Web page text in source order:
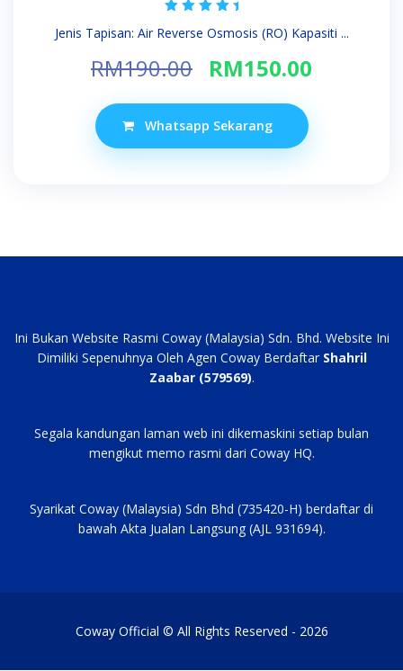
5.00
Jenis Tapisan: Air Reverse Osmosis (RO) Kapasiti ...
RM190.00 Original
was:
RM190.00.
RM150.00
Whatsapp Sekarang
Ini Bukan Website Rasmi Coway (Malaysia) Sdn. Bhd. Website Ini
Dimiliki Sepenuhnya Oleh Agen Coway Berdaftar Shahril
Zaabar (579569).
Segala kandungan laman web ini dikemaskini setiap bulan
mengikut memo rasmi dari Coway HQ.
Syarikat Coway (Malaysia) Sdn Bhd (735420-H) berdaftar di
bawah Akta Jualan Langsung (AJL 931694).
Coway Official © All Rights Reserved - 2026